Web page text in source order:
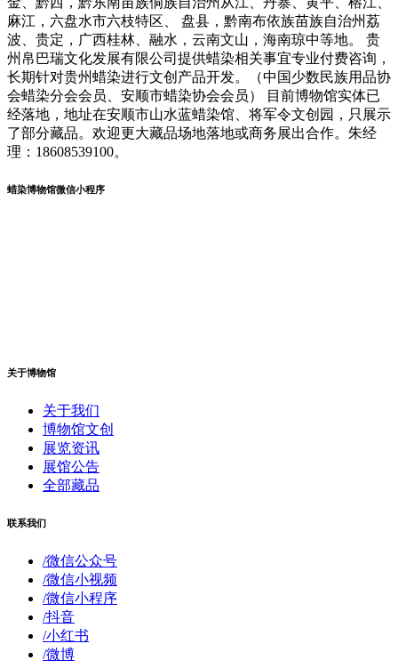
麻江，六盘水市六枝特区、 盘县，黔南布依族苗族自治州荔
波、贵定，广西桂林、融水，云南文山，海南琼中等地。 贵
州帛巴瑞文化发展有限公司提供蜡染相关事宜专业付费咨询，
长期针对贵州蜡染进行文创产品开发。（中国少数民族用品协
会蜡染分会会员、安顺市蜡染协会会员） 目前博物馆实体已
经落地，地址在安顺市山水蓝蜡染馆、将军令文创园，只展示
了部分藏品。欢迎更大藏品场地落地或商务展出合作。朱经
理：18608539100。
蜡染博物馆微信小程序
关于博物馆
关于我们
博物馆文创
展览资讯
展馆公告
全部藏品
联系我们
/微信公众号
/微信小视频
/微信小程序
/抖音
/小红书
/微博